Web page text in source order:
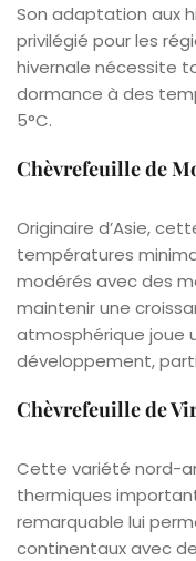
Son adaptation aux
privilégié pour les
hivernale nécessite
dormance à des
5°C.
Chèvrefeuille de
Originaire d’Asie,
températures
modérés avec des
maintenir une
atmosphérique joue
développement,
Chèvrefeuille de
Cette variété nord-
thermiques
remarquable lui
continentaux avec